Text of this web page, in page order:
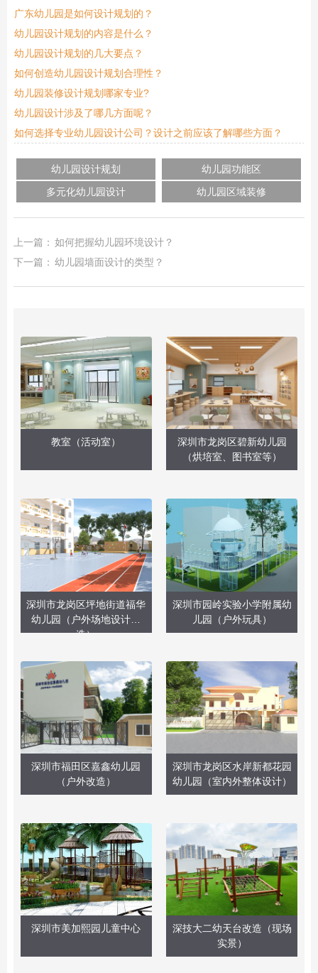
广东幼儿园是如何设计规划的？
幼儿园设计规划的内容是什么？
幼儿园设计规划的几大要点？
如何创造幼儿园设计规划合理性？
幼儿园装修设计规划哪家专业?
幼儿园设计涉及了哪几方面呢？
如何选择专业幼儿园设计公司？设计之前应该了解哪些方面？
幼儿园设计规划
幼儿园功能区
多元化幼儿园设计
幼儿园区域装修
上一篇： 如何把握幼儿园环境设计？
下一篇： 幼儿园墙面设计的类型？
教室（活动室）
深圳市龙岗区碧新幼儿园
（烘培室、图书室等）
深圳市龙岗区坪地街道福华
幼儿园（户外场地设计改
造）
深圳市园岭实验小学附属幼
儿园（户外玩具）
深圳市福田区嘉鑫幼儿园
（户外改造）
深圳市龙岗区水岸新都花园
幼儿园（室内外整体设计）
深圳市美加熙园儿童中心
深技大二幼天台改造（现场
实景）